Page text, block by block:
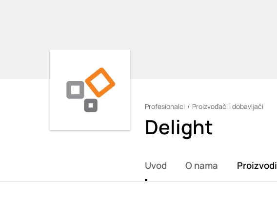
Profesionalci Proizvođači i dobavljači
Delight
Uvod O nama Proizvodi